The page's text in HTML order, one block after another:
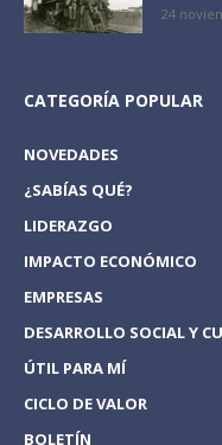
24
CATEGORÍA POPULAR
NOVEDADES
¿SABÍAS QUÉ?
LIDERAZGO
IMPACTO ECONÓMICO
EMPRESAS
DESARROLLO SOCIAL Y
ÚTIL PARA MÍ
CICLO DE VALOR
BOLETÍN